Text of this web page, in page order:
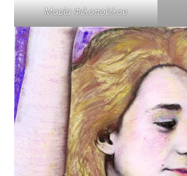
Μαρία Φιλοπούλου